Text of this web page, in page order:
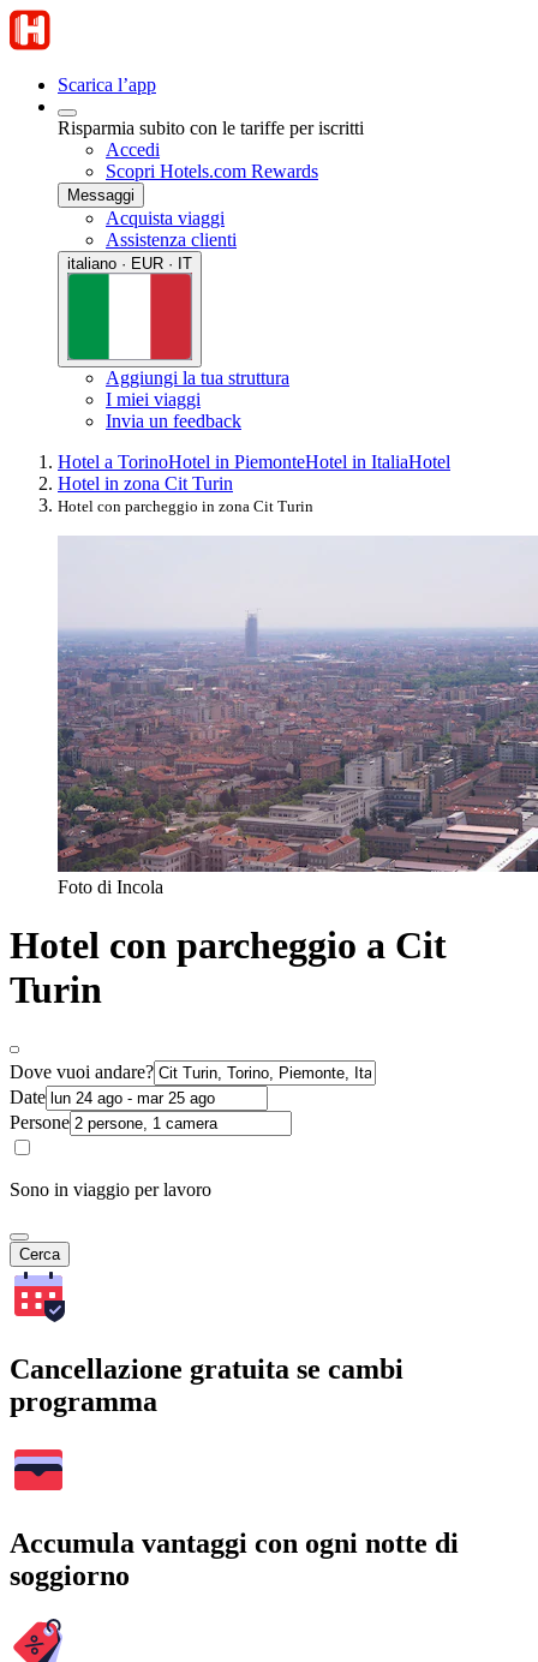
Scarica l’app
Risparmia subito con le tariffe per iscritti
Accedi
Scopri Hotels.com Rewards
Messaggi
Acquista viaggi
Assistenza clienti
italiano · EUR · IT
Aggiungi la tua struttura
I miei viaggi
Invia un feedback
Hotel a TorinoHotel in PiemonteHotel in ItaliaHotel
Hotel in zona Cit Turin
Hotel con parcheggio in zona Cit Turin
Foto di Incola
Hotel con parcheggio a Cit
Turin
Dove vuoi andare?
Date
Persone
Sono in viaggio per lavoro
Cerca
Cancellazione gratuita se cambi
programma
Accumula vantaggi con ogni notte di
soggiorno